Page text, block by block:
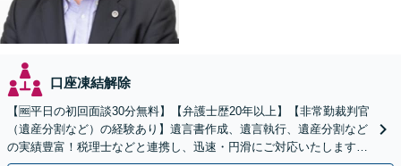
口座凍結解除
【🆓平日の初回面談30分無料】【弁護士歴20年以上】【非常勤裁判官
（遺産分割など）の経験あり】遺言書作成、遺言執行、遺産分割など
の実績豊富！税理士などと連携し、迅速・円滑にご対応いたします